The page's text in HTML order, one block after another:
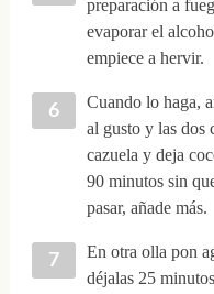
preparación a
evaporar el
empiece a hervir.
Cuando lo haga,
al gusto y las dos
cazuela y deja
90 minutos sin
pasar, añade más.
En otra olla pon
déjalas 25